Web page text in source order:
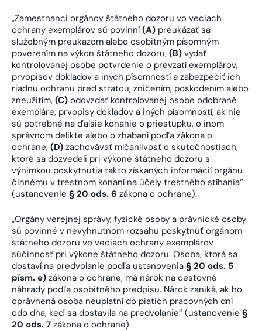
„Zamestnanci orgánov štátneho dozoru vo veciach
ochrany exemplárov sú povinní(A) preukázať sa
služobným preukazom alebo osobitným písomným
poverením na výkon štátneho dozoru, (B) vydať
kontrolovanej osobe potvrdenie o prevzatí exemplárov,
prvopisov dokladov a iných písomností a zabezpečiť ich
riadnu ochranu pred stratou, zničením, poškodením alebo
zneužitím, (C) odovzdať kontrolovanej osobe odobrané
exempláre, prvopisy dokladov a iných písomností, ak nie
sú potrebné na ďalšie konanie o priestupku, o inom
správnom delikte alebo o zhabaní podľa zákona o
ochrane, (D) zachovávať mlčanlivosť o skutočnostiach,
ktoré sa dozvedeli pri výkone štátneho dozoru s
výnimkou poskytnutia takto získaných informácií orgánu
činnému v trestnom konaní na účely trestného stíhania“
(ustanovenie § 20 ods. 6 zákona o ochrane).
„Orgány verejnej správy, fyzické osoby a právnické osoby
sú povinné v nevyhnutnom rozsahu poskytnúť orgánom
štátneho dozoru vo veciach ochrany exemplárov
súčinnosť pri výkone štátneho dozoru. Osoba, ktorá sa
dostaví na predvolanie podľa ustanovenia § 20 ods. 5
písm. e) zákona o ochrane, má nárok na cestovné
náhrady podľa osobitného predpisu. Nárok zaniká, ak ho
oprávnená osoba neuplatní do piatich pracovných dní
odo dňa, keď sa dostavila na predvolanie“ (ustanovenie §
20 ods. 7 zákona o ochrane).